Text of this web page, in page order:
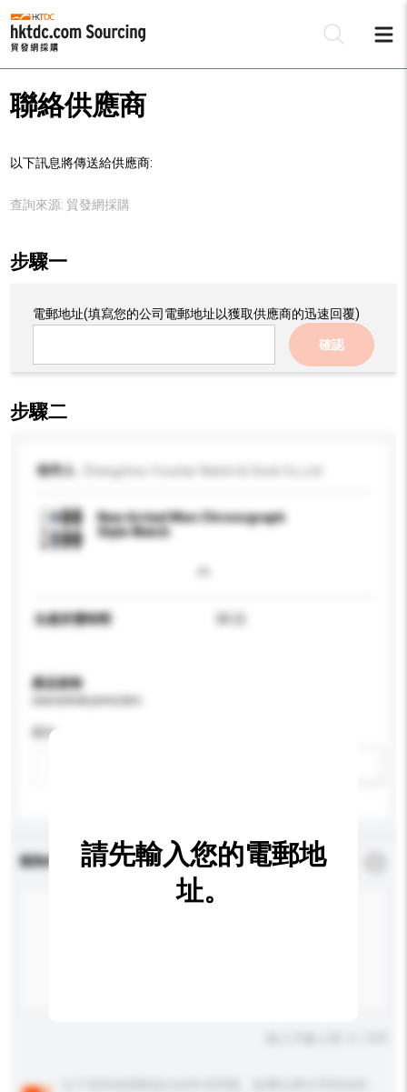
聯絡供應商
以下訊息將傳送給供應商:
查詢來源: 貿發網採購
步驟一
電郵地址(填寫您的公司電郵地址以獲取供應商的迅速回覆)
確認
步驟二
收件人
New Arrival Men Chronograph
Style Watch
生產所需時間 50 日
產品規格
顏色
查詢內容 *必須填寫
請先輸入您的電郵地
址。